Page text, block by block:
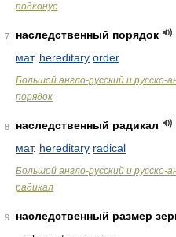
подконус
7
наследственный порядок
мат. hereditary order
Большой англо-русский и русско-
порядок
8
наследственный радикал
мат. hereditary radical
Большой англо-русский и русско-
радикал
9
наследственный размер